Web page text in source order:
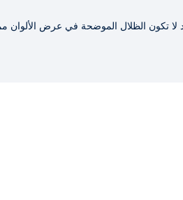
لا تكون الظلال الموضحة في عرض الألوان